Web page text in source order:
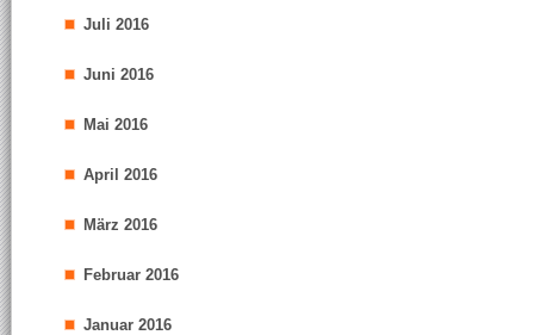
Juli 2016
Juni 2016
Mai 2016
April 2016
März 2016
Februar 2016
Januar 2016